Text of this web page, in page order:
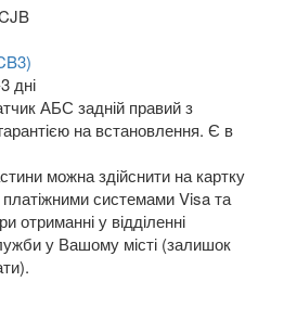
дні
АБС задній правий з
на встановлення. Є в
можна здійснити на картку
системами Visa та
отриманні у відділенні
у Вашому місті (залишок